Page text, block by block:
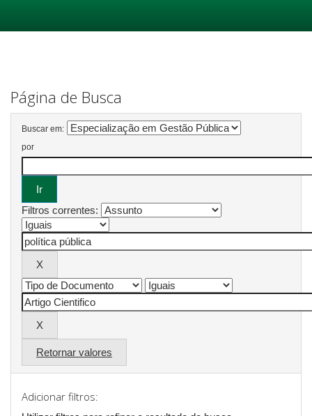
Página de Busca
Buscar em:
por
Filtros correntes:
Retornar valores
Adicionar filtros: